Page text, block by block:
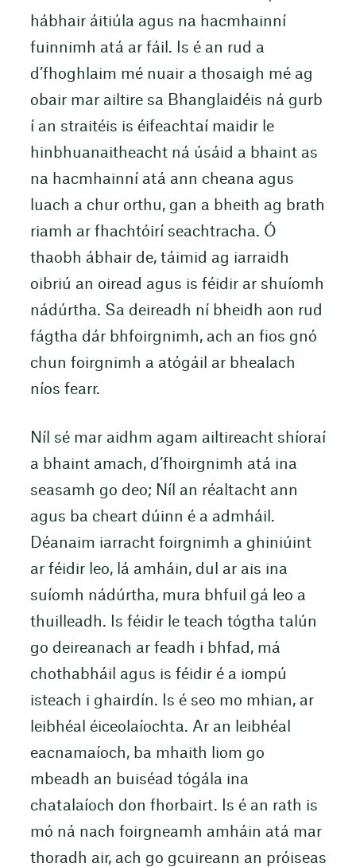
hábhair áitiúla agus na hacmhainní
fuinnimh atá ar fáil. Is é an rud a
d’fhoghlaim mé nuair a thosaigh mé ag
obair mar ailtire sa Bhanglaidéis ná gurb
í an straitéis is éifeachtaí maidir le
hinbhuanaitheacht ná úsáid a bhaint as
na hacmhainní atá ann cheana agus
luach a chur orthu, gan a bheith ag brath
riamh ar fhachtóirí seachtracha. Ó
thaobh ábhair de, táimid ag iarraidh
oibriú an oiread agus is féidir ar shuíomh
nádúrtha. Sa deireadh ní bheidh aon rud
fágtha dár bhfoirgnimh, ach an fios gnó
chun foirgnimh a atógáil ar bhealach
níos fearr.
Níl sé mar aidhm agam ailtireacht shíoraí
a bhaint amach, d’fhoirgnimh atá ina
seasamh go deo; Níl an réaltacht ann
agus ba cheart dúinn é a admháil.
Déanaim iarracht foirgnimh a ghiniúint
ar féidir leo, lá amháin, dul ar ais ina
suíomh nádúrtha, mura bhfuil gá leo a
thuilleadh. Is féidir le teach tógtha talún
go deireanach ar feadh i bhfad, má
chothabháil agus is féidir é a iompú
isteach i ghairdín. Is é seo mo mhian, ar
leibhéal éiceolaíochta. Ar an leibhéal
eacnamaíoch, ba mhaith liom go
mbeadh an buiséad tógála ina
chatalaíoch don fhorbairt. Is é an rath is
mó ná nach foirgneamh amháin atá mar
thoradh air, ach go gcuireann an próiseas